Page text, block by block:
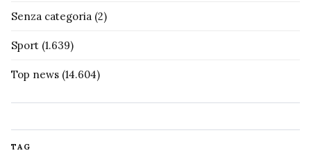
Senza categoria (2)
Sport (1.639)
Top news (14.604)
TAG